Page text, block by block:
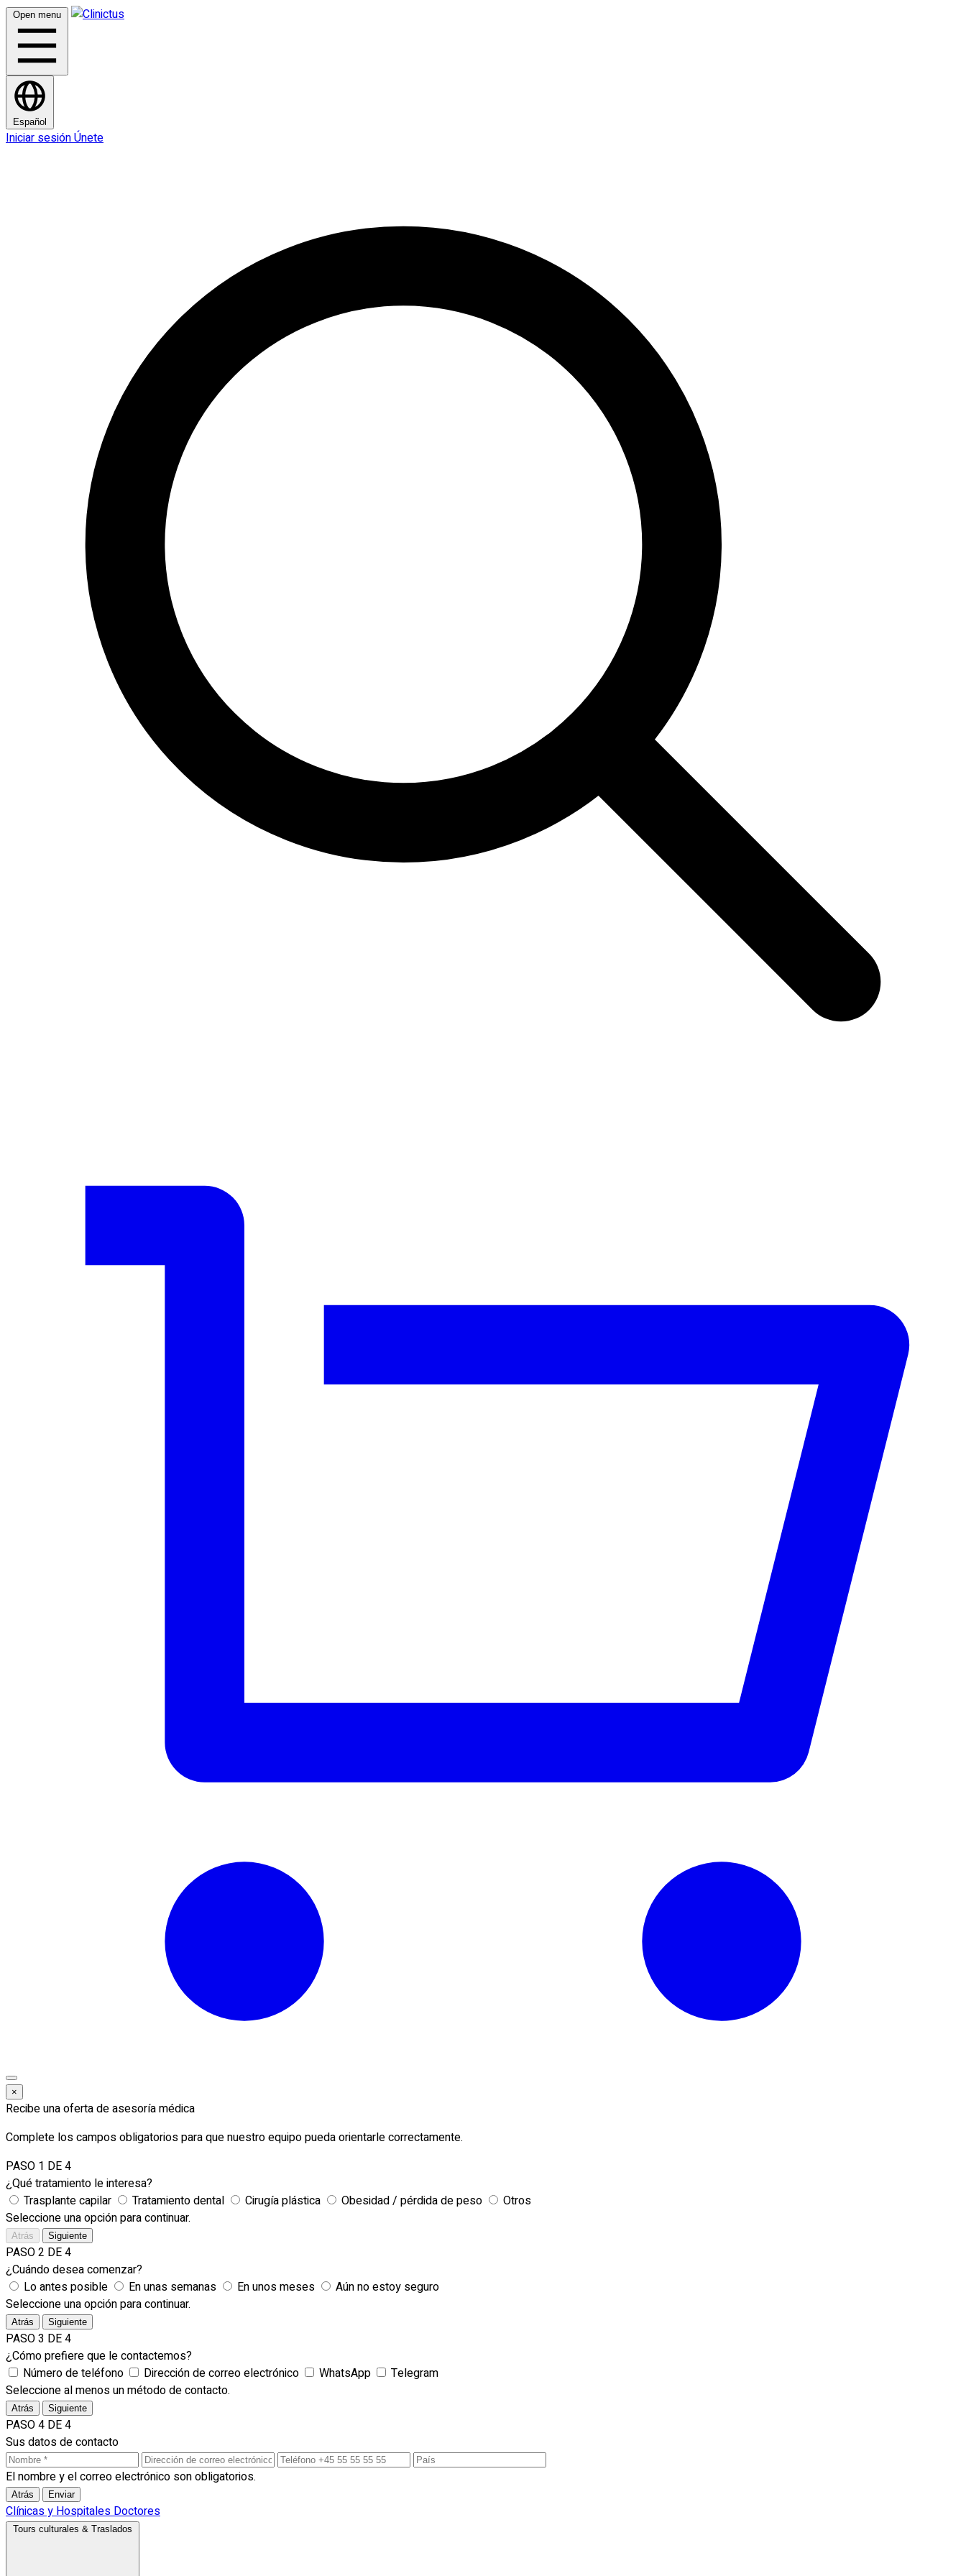
Open menu
Español
Iniciar sesiónÚnete
×
Recibe una oferta de asesoría médica
Complete los campos obligatorios para que nuestro equipo pueda orientarle correctamente.
PASO 1 DE 4
¿Qué tratamiento le interesa?
Trasplante capilar
Tratamiento dental Cirugía plástica Obesidad / pérdida de peso
Otros
Seleccione una opción para continuar.
Atrás Siguiente
PASO 2 DE 4
¿Cuándo desea comenzar?
Lo antes posible
En unas semanas En unos meses
Aún no estoy seguro
Seleccione una opción para continuar.
Atrás Siguiente
PASO 3 DE 4
¿Cómo prefiere que le contactemos?
Número de teléfono
Dirección de correo electrónico WhatsApp
Telegram
Seleccione al menos un método de contacto.
Atrás Siguiente
PASO 4 DE 4
Sus datos de contacto
El nombre y el correo electrónico son obligatorios.
Atrás Enviar
Clínicas y HospitalesDoctores
Tours culturales & Traslados